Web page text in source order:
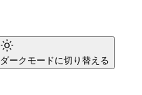
ダークモードに切り替える